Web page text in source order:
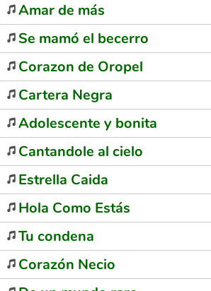
Amar de más
Se mamó el becerro
Corazon de Oropel
Cartera Negra
Adolescente y bonita
Cantandole al cielo
Estrella Caida
Hola Como Estás
Tu condena
Corazón Necio